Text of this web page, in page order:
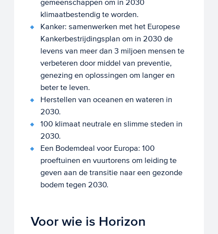
gemeenschappen om in 2030
klimaatbestendig te worden.
Kanker: samenwerken met het Europese
Kankerbestrijdingsplan om in 2030 de
levens van meer dan 3 miljoen mensen te
verbeteren door middel van preventie,
genezing en oplossingen om langer en
beter te leven.
Herstellen van oceanen en wateren in
2030.
100 klimaat neutrale en slimme steden in
2030.
Een Bodemdeal voor Europa: 100
proeftuinen en vuurtorens om leiding te
geven aan de transitie naar een gezonde
bodem tegen 2030.
Voor wie is Horizon